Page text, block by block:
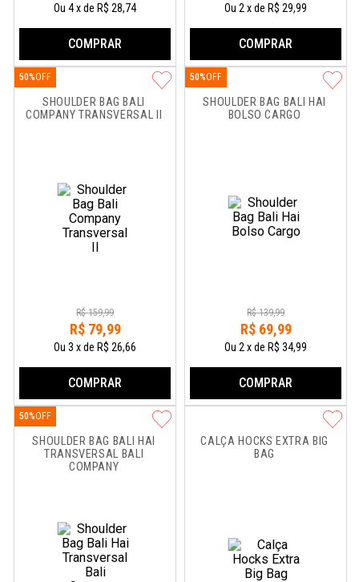
Ou4xde R$ 28,74
COMPRAR
Ou2 xde R$ 29,99
COMPRAR
SHOULDER BAG BALI
COMPANY TRANSVERSAL II
50%
R$ 159,99
R$ 79,99
Ou3 xde R$ 26,66
COMPRAR
SHOULDER BAG BALI HAI
BOLSO CARGO
50%
R$ 139,99
R$ 69,99
Ou2 xde R$ 34,99
COMPRAR
SHOULDER BAG BALI HAI
TRANSVERSAL BALI
COMPANY
50%
CALÇA HOCKS EXTRA BIG
BAG